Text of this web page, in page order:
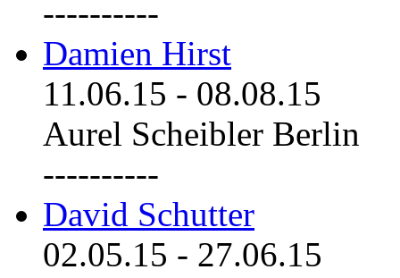
----------
Damien Hirst
11.06.15 - 08.08.15
Aurel Scheibler Berlin
----------
David Schutter
02.05.15 - 27.06.15